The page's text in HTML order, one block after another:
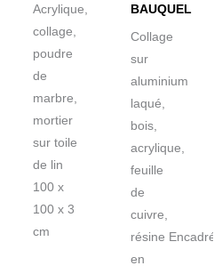
Acrylique,
collage,
poudre
de
marbre,
mortier
sur toile
de lin
100 x
100 x 3
cm
BAUQUEL
Collage
sur
aluminium
laqué,
bois,
acrylique,
feuille
de
cuivre,
résine Encadré
en